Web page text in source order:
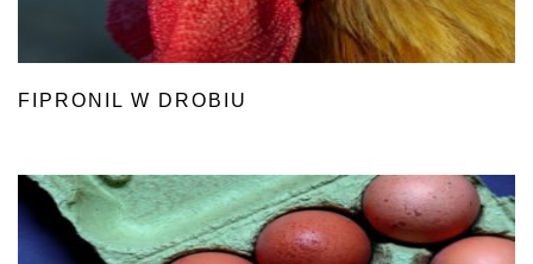
FIPRONIL W DROBIU